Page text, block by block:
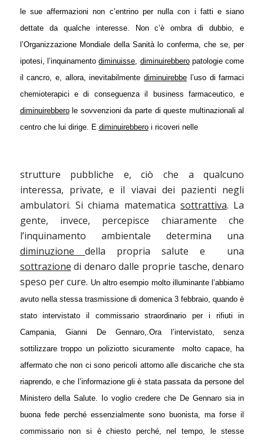
le sue affermazioni non c’entrino per nulla con i fatti e siano
dettate da qualche interesse.
Non c’è ombra di dubbio, e
l’Organizzazione Mondiale della Sanità lo conferma, che se, per
ipotesi, l’inquinamentodiminuisse, diminuirebberopatologie come
il cancro, e, allora, inevitabilmentediminuirebbe l’uso di farmaci
chemioterapici e di conseguenza il business farmaceutico, e
diminuirebberole sovvenzioni da parte di queste multinazionali al
centro che lui dirige. E diminuirebberoi ricoveri nelle
strutture pubbliche e, ciò che a qualcuno
interessa, private, e il viavai dei pazienti negli
ambulatori. Si chiama matematicasottrattiva. La
gente, invece, percepisce chiaramente che
l’inquinamento ambientale determina una
diminuzionedella propria salute e
una
sottrazione di denaro dalle proprie tasche, denaro
speso per cure. Un altro esempio molto illuminante l’abbiamo
avuto nella stessa trasmissione di domenica 3 febbraio, quando è
stato intervistato il commissario straordinario per i rifiuti in
Campania, Gianni De Gennaro,.Ora l’intervistato, senza
sottilizzare troppo un poliziotto sicuramente
molto capace, ha
affermato che non ci sono pericoli attorno alle discariche che sta
riaprendo, e che l’informazione gli è stata passata da persone del
Ministero della Salute. Io voglio credere che De Gennaro sia in
buona fede perché essenzialmente sono buonista, ma forse il
commissario non si è chiesto perché, nel tempo, le stesse